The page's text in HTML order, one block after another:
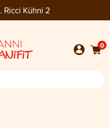
Ricci Kühni 2
0